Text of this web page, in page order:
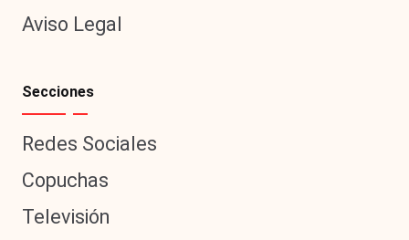
Aviso Legal
Secciones
Redes Sociales
Copuchas
Televisión